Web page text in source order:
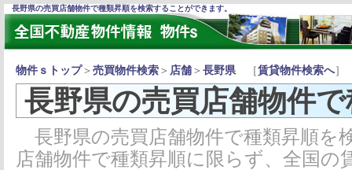
長野県の売買店舗物件で種類昇順を検索することができます。
物件ｓトップ＞ 売買物件検索 ＞ 店舗 ＞ 長野県［賃貸物件検索へ］
長野県の売買店舗物件
長野県の売買店舗物件で種類昇順を
店舗物件で種類昇順に限らず、全国の